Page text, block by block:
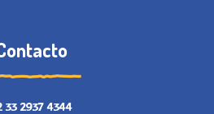
33 2937 4344